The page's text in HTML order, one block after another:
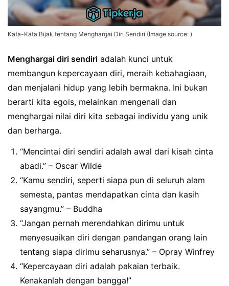
Kata-Kata Bijak tentang Menghargai Diri Sendiri (Image source: )
Menghargai diri sendiri adalah kunci untuk
membangun kepercayaan diri, meraih kebahagiaan,
dan menjalani hidup yang lebih bermakna. Ini bukan
berarti kita egois, melainkan mengenali dan
menghargai nilai diri kita sebagai individu yang unik
dan berharga.
“Mencintai diri sendiri adalah awal dari kisah cinta
abadi.” – Oscar Wilde
“Kamu sendiri, seperti siapa pun di seluruh alam
semesta, pantas mendapatkan cinta dan kasih
sayangmu.” – Buddha
“Jangan pernah merendahkan dirimu untuk
menyesuaikan diri dengan pandangan orang lain
tentang siapa dirimu seharusnya.” – Opray Winfrey
“Kepercayaan diri adalah pakaian terbaik.
Kenakanlah dengan bangga!”